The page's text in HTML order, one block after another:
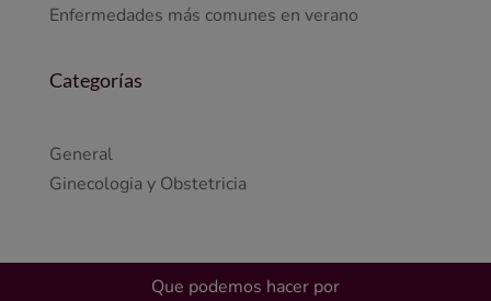
Enfermedades más comunes en verano
Categorías
General
Ginecologia y Obstetricia
Que podemos hacer por